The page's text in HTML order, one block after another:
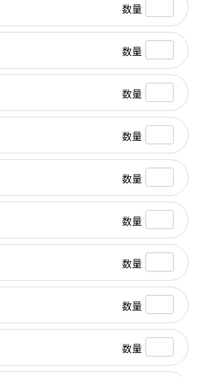
数量
数量
数量
数量
数量
数量
数量
数量
数量